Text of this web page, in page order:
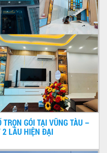
GÓI TẠI VŨNG TÀU –
2 LẦU HIỆN ĐẠI